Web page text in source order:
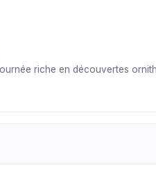
riche en découvertes